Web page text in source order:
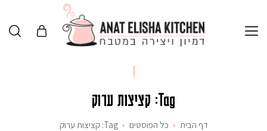
Tag: קציצות ערוק
דף הבית כל הפוסטים Tag: קציצות ערוק